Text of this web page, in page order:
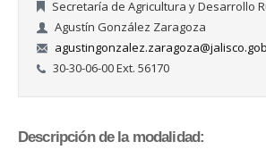
Secretaría de Agricultura y Desarrollo
Agustín González Zaragoza
30-30-06-00 Ext. 56170
Descripción de la modalidad: